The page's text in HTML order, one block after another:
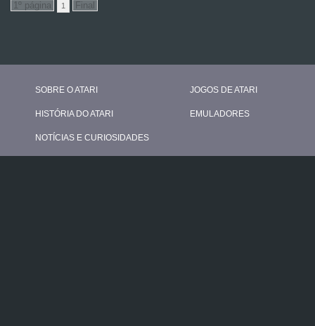
1
SOBRE O ATARI
HISTÓRIA DO ATARI
NOTÍCIAS E CURIOSIDADES
JOGOS DE ATARI
EMULADORES